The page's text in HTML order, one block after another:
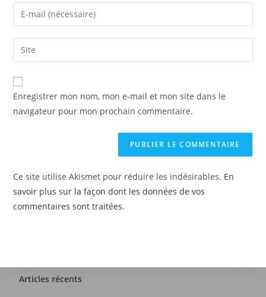
Enregistrer mon nom, mon e-mail et mon site dans le
navigateur pour mon prochain commentaire.
Ce site utilise Akismet pour réduire les indésirables. En
savoir plus sur la façon dont les données de vos
commentaires sont traitées.
Articles récents